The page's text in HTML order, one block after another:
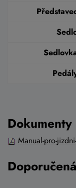
Dokumenty
Manual-pro-